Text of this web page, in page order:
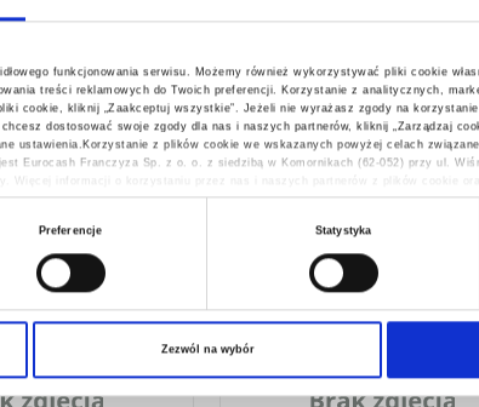
funkcjonowania serwisu. Możemy również wykorzystywać pliki cookie
treści reklamowych do Twoich preferencji. Korzystanie z analitycznych,
cookie, kliknij „Zaakceptuj wszystkie”. Jeżeli nie wyrażasz zgody na
dostosować swoje zgody dla nas i naszych partnerów, kliknij „Zarządzaj
ustawienia.Korzystanie z plików cookie we wskazanych powyżej celach
Eurocash Franczyza Sp. z o. o. z siedzibą w Komornikach (62-052) przy ul.
Więcej informacji o korzystaniu przez nas i naszych partnerów z plików cookie
w naszejPolityce Prywatności
Preferencje Statystyka
Zezwól na wybór
DZIĘKI PRODUKTOM